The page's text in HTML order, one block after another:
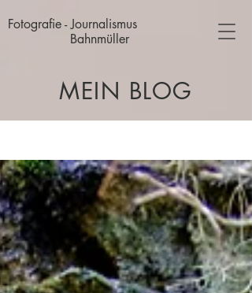
Fotografie - Journalismus
Bahnmüller
MEIN BLOG